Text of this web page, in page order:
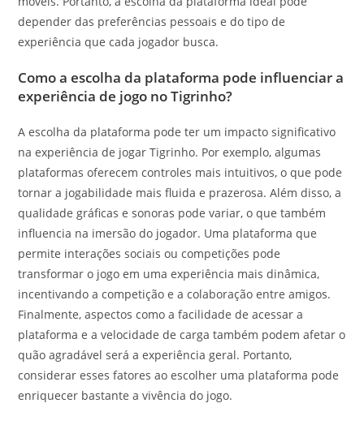
depender das preferências pessoais e do tipo de
experiência que cada jogador busca.
Como a escolha da plataforma pode influenciar a
experiência de jogo no Tigrinho?
A escolha da plataforma pode ter um impacto significativo
na experiência de jogar Tigrinho. Por exemplo, algumas
plataformas oferecem controles mais intuitivos, o que pode
tornar a jogabilidade mais fluida e prazerosa. Além disso, a
qualidade gráficas e sonoras pode variar, o que também
influencia na imersão do jogador. Uma plataforma que
permite interações sociais ou competições pode
transformar o jogo em uma experiência mais dinâmica,
incentivando a competição e a colaboração entre amigos.
Finalmente, aspectos como a facilidade de acessar a
plataforma e a velocidade de carga também podem afetar o
quão agradável será a experiência geral. Portanto,
considerar esses fatores ao escolher uma plataforma pode
enriquecer bastante a vivência do jogo.